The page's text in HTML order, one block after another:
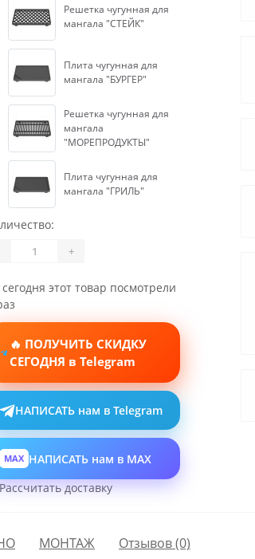
Решетка чугунная для
мангала "СТЕЙК"
Плита чугунная для
мангала "БУРГЕР"
Решетка чугунная для
мангала
"МОРЕПРОДУКТЫ"
Плита чугунная для
мангала "ГРИЛЬ"
+
этот товар посмотрели
🔥 ПОЛУЧИТЬ СКИДКУ
СЕГОДНЯ в Telegram
НАПИСАТЬ нам в Telegram
MAX НАПИСАТЬ нам в MAX
Рассчитать доставку
МОНТАЖ Отзывов (0)